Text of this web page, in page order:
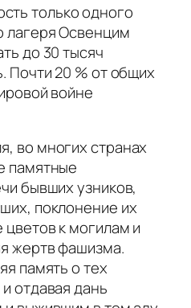
только одного
лагеря Освенцим
до 30 тысяч
Почти 20 % от общих
войне
во многих странах
памятные
бывших узников,
поклонение их
к могилам и
жертв фашизма.
память о тех
отдавая дань